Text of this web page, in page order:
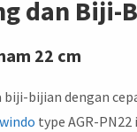
dan
22 cm
bijian dengan
type AGR-PN22